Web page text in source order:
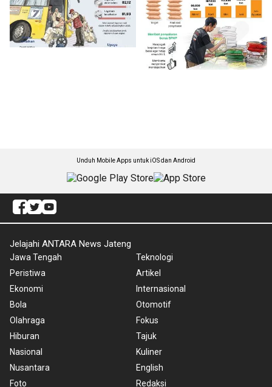
Unduh Mobile Apps untuk iOS dan Android
Jelajahi ANTARA News Jateng
Jawa Tengah
Peristiwa
Ekonomi
Bola
Olahraga
Hiburan
Nasional
Nusantara
Foto
Teknologi
Artikel
Internasional
Otomotif
Fokus
Tajuk
Kuliner
English
Redaksi